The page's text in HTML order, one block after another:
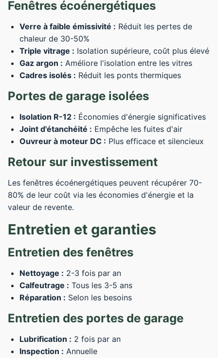
Fenêtres écoénergétiques
Verre à faible émissivité : Réduit les pertes de
chaleur de 30-50%
Triple vitrage : Isolation supérieure, coût plus élevé
Gaz argon : Améliore l'isolation entre les vitres
Cadres isolés : Réduit les ponts thermiques
Portes de garage isolées
Isolation R-12 : Économies d'énergie significatives
Joint d'étanchéité : Empêche les fuites d'air
Ouvreur à moteur DC : Plus efficace et silencieux
Retour sur investissement
Les fenêtres écoénergétiques peuvent récupérer 70-
80% de leur coût via les économies d'énergie et la
valeur de revente.
Entretien et garanties
Entretien des fenêtres
Nettoyage : 2-3 fois par an
Calfeutrage : Tous les 3-5 ans
Réparation : Selon les besoins
Entretien des portes de garage
Lubrification : 2 fois par an
Inspection : Annuelle